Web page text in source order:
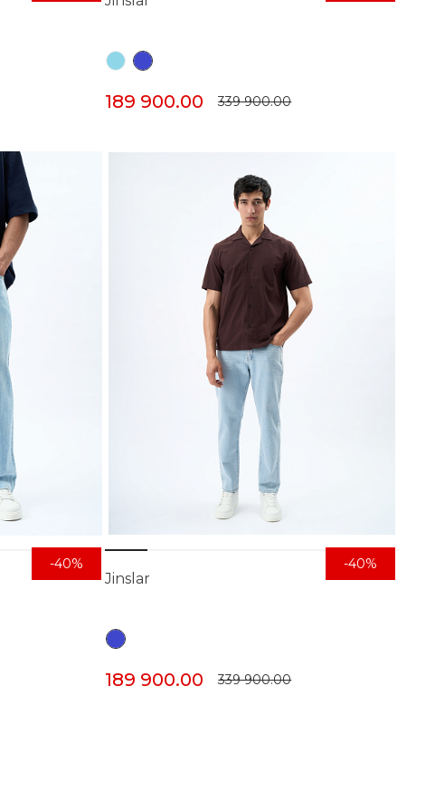
189 900.00 339 900.00
-40%
Jinslar
189 900.00 339 900.00
-40%